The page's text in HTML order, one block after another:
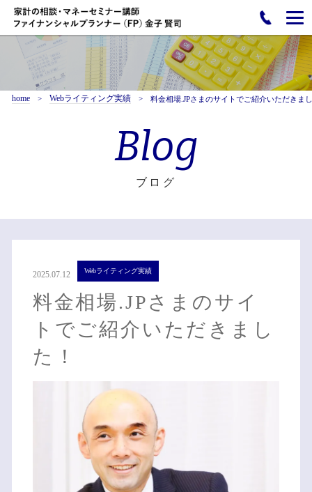
home Webライティング実績 料金相場.JPさまのサイトでご紹介いただきま
Blog
ブログ
2025.07.12 Webライティング実績
料金相場.JPさまのサイ
トでご紹介いただきまし
た！